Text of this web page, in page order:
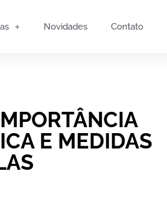
Novidades Contato
E MEDIDAS